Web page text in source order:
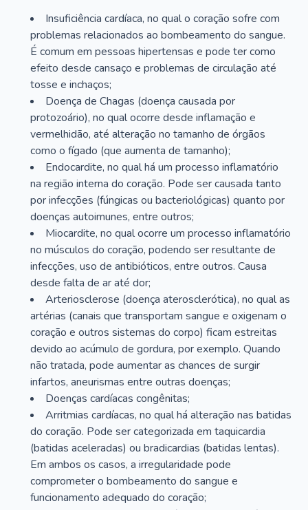
Insuficiência cardíaca, no qual o coração sofre com
problemas relacionados ao bombeamento do sangue.
É comum em pessoas hipertensas e pode ter como
efeito desde cansaço e problemas de circulação até
tosse e inchaços;
Doença de Chagas (doença causada por
protozoário), no qual ocorre desde inflamação e
vermelhidão, até alteração no tamanho de órgãos
como o fígado (que aumenta de tamanho);
Endocardite, no qual há um processo inflamatório
na região interna do coração. Pode ser causada tanto
por infecções (fúngicas ou bacteriológicas) quanto por
doenças autoimunes, entre outros;
Miocardite, no qual ocorre um processo inflamatório
no músculos do coração, podendo ser resultante de
infecções, uso de antibióticos, entre outros. Causa
desde falta de ar até dor;
Arteriosclerose (doença aterosclerótica), no qual as
artérias (canais que transportam sangue e oxigenam o
coração e outros sistemas do corpo) ficam estreitas
devido ao acúmulo de gordura, por exemplo. Quando
não tratada, pode aumentar as chances de surgir
infartos, aneurismas entre outras doenças;
Doenças cardíacas congênitas;
Arritmias cardíacas, no qual há alteração nas batidas
do coração. Pode ser categorizada em taquicardia
(batidas aceleradas) ou bradicardias (batidas lentas).
Em ambos os casos, a irregularidade pode
comprometer o bombeamento do sangue e
funcionamento adequado do coração;